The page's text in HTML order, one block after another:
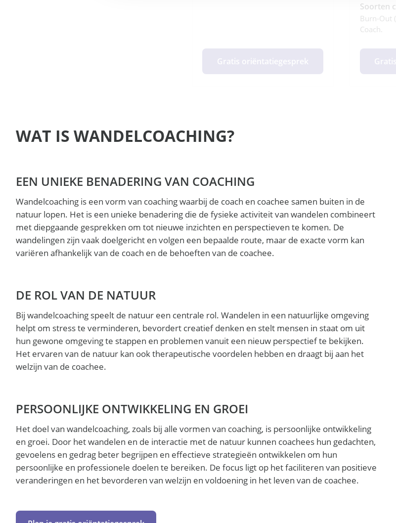
Gratis oriëntatiegesprek
Soorten
Burn-Out
Coach.
WAT IS WANDELCOACHING?
EEN UNIEKE BENADERING VAN COACHING
Wandelcoaching is een vorm van coaching waarbij de coach en coachee samen buiten in de
natuur lopen. Het is een unieke benadering die de fysieke activiteit van wandelen combineert
met diepgaande gesprekken om tot nieuwe inzichten en perspectieven te komen. De
wandelingen zijn vaak doelgericht en volgen een bepaalde route, maar de exacte vorm kan
variëren afhankelijk van de coach en de behoeften van de coachee.
DE ROL VAN DE NATUUR
Bij wandelcoaching speelt de natuur een centrale rol. Wandelen in een natuurlijke omgeving
helpt om stress te verminderen, bevordert creatief denken en stelt mensen in staat om uit
hun gewone omgeving te stappen en problemen vanuit een nieuw perspectief te bekijken.
Het ervaren van de natuur kan ook therapeutische voordelen hebben en draagt bij aan het
welzijn van de coachee.
PERSOONLIJKE ONTWIKKELING EN GROEI
Het doel van wandelcoaching, zoals bij alle vormen van coaching, is persoonlijke ontwikkeling
en groei. Door het wandelen en de interactie met de natuur kunnen coachees hun gedachten,
gevoelens en gedrag beter begrijpen en effectieve strategieën ontwikkelen om hun
persoonlijke en professionele doelen te bereiken. De focus ligt op het faciliteren van positieve
veranderingen en het bevorderen van welzijn en voldoening in het leven van de coachee.